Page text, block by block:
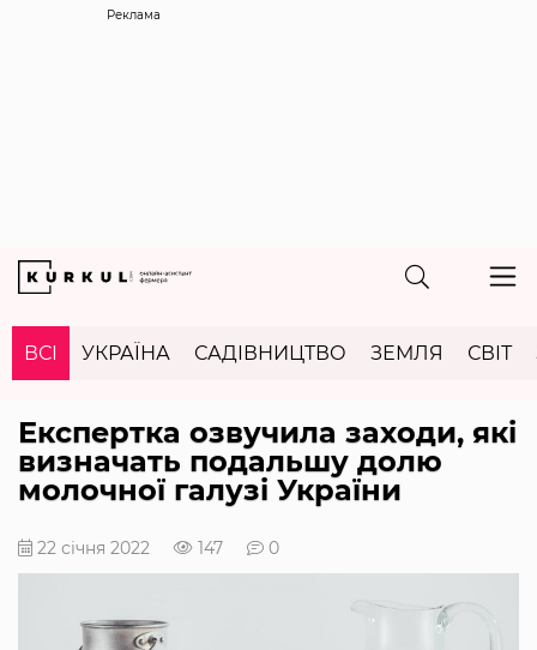
Реклама
ВСІ УКРАЇНА САДІВНИЦТВО ЗЕМЛЯ СВІТ
Експертка озвучила заходи, які
визначать подальшу долю
молочної галузі України
22 січня 2022 147 0